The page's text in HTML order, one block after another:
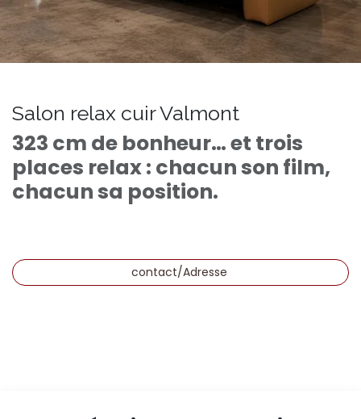
Salon relax cuir Valmont
323 cm de bonheur… et trois
places relax : chacun son film,
chacun sa position.
contact/Adresse